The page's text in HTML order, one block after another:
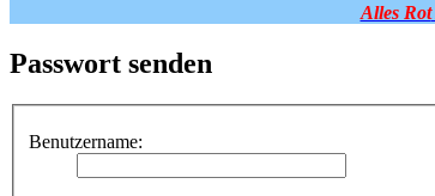
Alles Rot
Passwort senden
Benutzername: